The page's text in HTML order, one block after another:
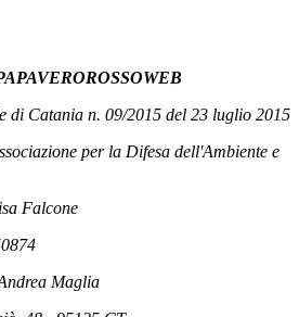
di Catania n. 09/2015 del 23 luglio 2015
per la Difesa dell'Ambiente e
Falcone
Maglia